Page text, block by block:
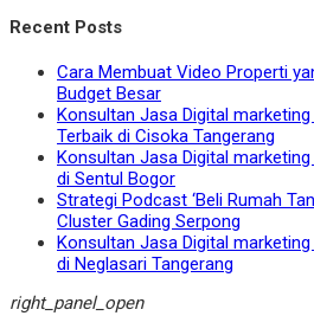
Recent Posts
Cara Membuat Video Properti
Budget Besar
Konsultan Jasa Digital
Terbaik di Cisoka Tangerang
Konsultan Jasa Digital
di Sentul Bogor
Strategi Podcast ‘Beli Rumah
Cluster Gading Serpong
Konsultan Jasa Digital
di Neglasari Tangerang
right_panel_open